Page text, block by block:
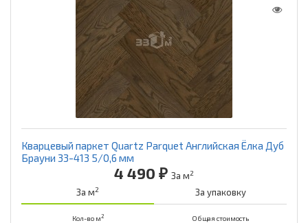
Кварцевый паркет Quartz Parquet Английская Ёлка Дуб
Брауни 33-413 5/0,6 мм
4 490 ₽ За м2
За м2 За упаковку
Кол-во м2 Общая стоимость